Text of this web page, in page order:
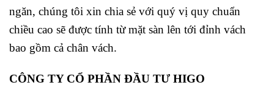
ngăn, chúng tôi xin chia sẻ với quý vị quy chuẩn
chiều cao sẽ được tính từ mặt sàn lên tới đỉnh vách
bao gồm cả chân vách.
CÔNG TY CỔ PHẦN ĐẦU TƯ HIGO